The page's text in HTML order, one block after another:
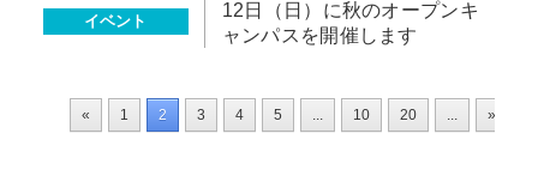
イベント
12日（日）に秋のオープンキ
ャンパスを開催します
« 1 2 3 4 5 ... 10 20 ... »